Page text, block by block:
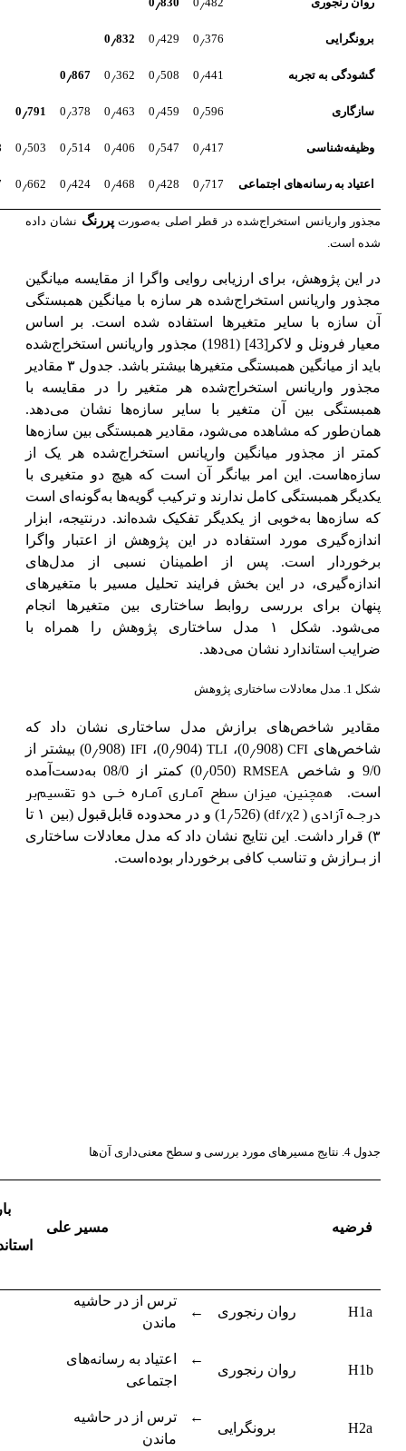
برونگرایی 0٫376
0٫429
0٫832
گشودگی به تجربه 0٫441
0٫508
0٫362
0٫867
سازگاری 0٫596
0٫459
0٫463
0٫378
0٫791
وظیفه‌شناسی 0٫417
0٫547
0٫406
0٫514
0٫503
اعتیاد به رسانه‌های اجتماعی 0٫717
0٫428
0٫468
0٫424
0٫662
مجذور واریانس استخراج‌شده در قطر اصلی به‌صورتپررنگ نشان داده
شده است.
در این پژوهش، برای ارزیابی روایی واگرا از مقایسه میانگین
مجذور واریانس استخراج‌شده هر سازه با میانگین همبستگی
آن سازه با سایر متغیرها استفاده شده است. بر اساس
معیار فرونل و لاکر [43]
(1981) مجذور واریانس استخراج‌شده
باید از میانگین همبستگی متغیرها بیشتر باشد. جدول ۳ مقادیر
مجذور واریانس استخراج‌شده هر متغیر را در مقایسه با
همبستگی بین آن متغیر با سایر سازه‌ها نشان می‌دهد.
همان‌طور که مشاهده می‌شود، مقادیر همبستگی بین سازه‌ها
کمتر از مجذور میانگین واریانس استخراج‌شده هر یک از
سازه‌هاست. این امر بیانگر آن است که هیچ دو متغیری با
یکدیگر همبستگی کامل ندارند و ترکیب گویه‌ها به‌گونه‌ای است
که سازه‌ها به‌خوبی از یکدیگر تفکیک شده‌اند. درنتیجه، ابزار
اندازه‌گیری مورد استفاده در این پژوهش از اعتبار واگرا
برخوردار است.
پس از اطمینان نسبی از مدل‌های
اندازه‌گیری، در این بخش فرایند تحلیل مسیر با متغیرهای
پنهان برای بررسی روابط ساختاری بین متغیرها انجام
می‌شود. شکل ۱ مدل ساختاری پژوهش را همراه با
ضرایب استاندارد نشان می‌دهد.
شکل 1. مدل معادلات ساختاری پژوهش
مقادیر شاخص‌های برازش مدل ساختاری نشان داد که
شاخص‌های CFI
(0 ٫908)، TLI
(0 ٫904)، IFI
(0 ٫ 908) بیشتر از
9/0 و شاخص
RMSEA
(0 ٫
050) کمتر از 08/0 به‌دست‌آمده
است.
همچنین، میزان سطح آمـاری آمـاره خـی دو تقسیم‌بر
درجـه آزادی (
χ2
/
df
) (1 ٫
526) و در محدوده قابل‌قبول (بین ۱ تا
۳) قرار داشت
. این نتایج نشان داد که مدل معادلات ساختاری
از بـرازش و تناسب کافی برخوردار بوده است.
جدول 4. نتایج مسیرهای مورد بررسی و سطح معنی‌داری آن‌ها
فرضیه مسیر علی
H1a روان رنجوری ←
ترس از در حاشیه
ماندن
H1b روان رنجوری ←
اعتیاد به رسانه‌های
اجتماعی
H2a برونگرایی ←
ترس از در حاشیه
ماندن